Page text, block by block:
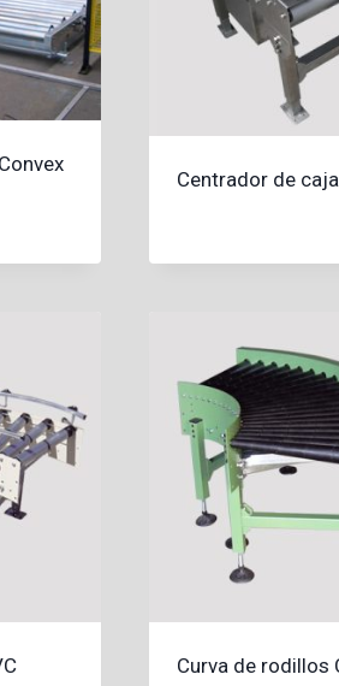
Centrador de
Curva de rodillos